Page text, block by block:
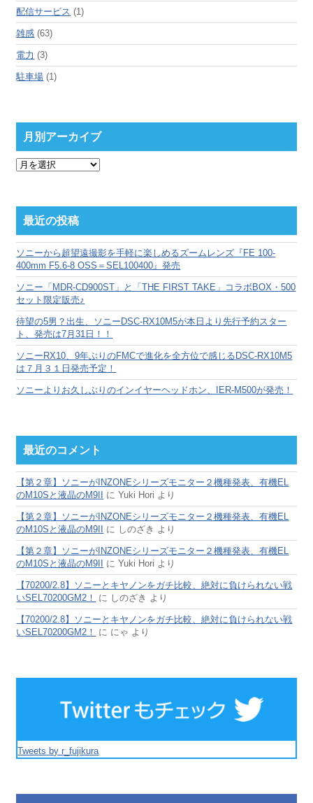
配信サービス (1)
雑感 (63)
電力 (3)
駐車場 (1)
月別アーカイブ
月
ー
カ
ブ
最近の投稿
ソニーから超望遠撮影を手軽に楽しめるズームレンズ『FE 100-
400mm F5.6-8 OSS＝SEL100400』発売
ソニー「MDR-CD900ST」と「THE FIRST TAKE」コラボBOX・500
セット限定販売♪
待望の5男？出生、ソニーDSC-RX10M5が本日より先行予約スター
ト、発売は7月31日！！
ソニーRX10、9年ぶりのFMCで進化を全方位で感じるDSC-RX10M5
は７月３１日発売予定！
ソニーよりお久しぶりのインイヤーヘッドホン、IER-M500が発売！
最近のコメント
【第２章】ソニーがINZONEシリーズモニター２機種発表、有機EL
のM10Sと液晶のM9II
にYuki Hori より
【第２章】ソニーがINZONEシリーズモニター２機種発表、有機EL
のM10Sと液晶のM9II
に しのざき より
【第２章】ソニーがINZONEシリーズモニター２機種発表、有機EL
のM10Sと液晶のM9II
にYuki Hori より
【70200/2.8】ソニーとキヤノンをガチ比較、絶対に負けられない戦
いSEL70200GM2！
に しのざき より
【70200/2.8】ソニーとキヤノンをガチ比較、絶対に負けられない戦
いSEL70200GM2！
に にゃ より
Tweets by r_fujikura